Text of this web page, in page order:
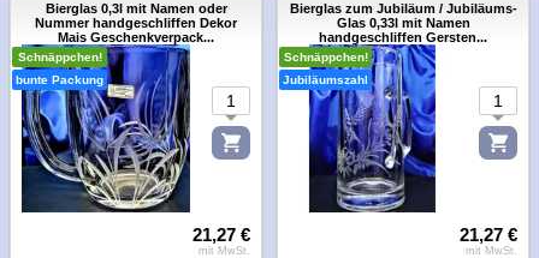
Bierglas 0,3l mit Namen oder
Nummer handgeschliffen Dekor
Mais Geschenkverpack...
Schnäppchen!
bunte Packung
21,27 €
mit MwSt.
Bierglas zum Jubiläum / Jubiläums-
Glas 0,33l mit Namen
handgeschliffen Gersten...
Schnäppchen!
Jubiläumszahl
21,27 €
mit MwSt.